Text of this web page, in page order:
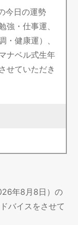
今日の運勢
強・仕事運、
・健康運）、
ナベル式生年
せていただき
年8月8日）の
バイスをさせて